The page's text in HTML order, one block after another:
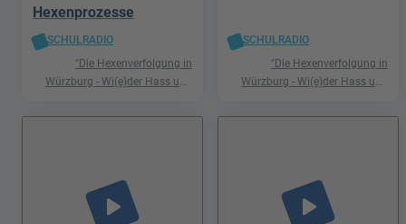
Hexenprozesse
SCHULRADIO
"Die Hexenverfolgung in
Würzburg - Wi(e)der Hass und
SCHULRADIO
"Die Hexenverfolgung in
Würzburg - Wi(e)der Hass und
play_arrow play_arrow